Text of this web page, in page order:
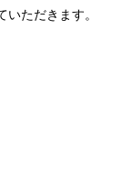
ただきます。